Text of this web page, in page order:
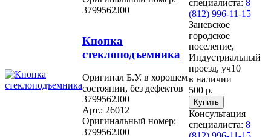
3799562J00
специалиста: 8
(812) 996-11-15
Кнопка
стеклоподъемника
Оригинал Б.У. в хорошем
состоянии, без дефектов
3799562J00
Арт.: 26012
Оригинальный номер:
3799562J00
Заневское
городское
поселение,
Индустриальный
проезд, уч10
в наличии
500 р.
Консультация
специалиста: 8